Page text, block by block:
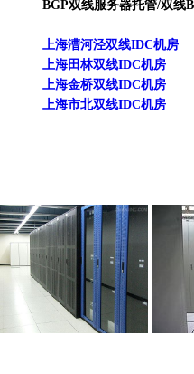
BGP双线服务器托管/双线
上海漕河泾双线IDC机房
上海田林双线IDC机房
上海金桥双线IDC机房
上海市北双线IDC机房